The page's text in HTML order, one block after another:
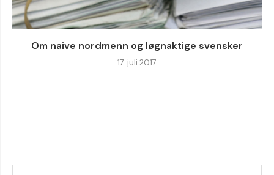
Om naive nordmenn og løgnaktige svensker
17. juli 2017